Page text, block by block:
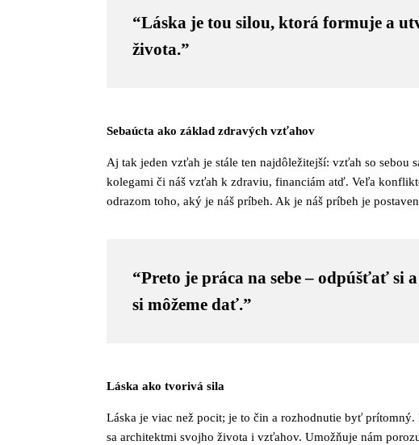
“Láska je tou silou, ktorá formuje a
života.”
Sebaúcta ako základ zdravých vzťahov
Aj tak jeden vzťah je stále ten najdôležitejší: vzťah so sebou
kolegami či náš vzťah k zdraviu, financiám atď. Veľa
odrazom toho, aký je náš príbeh. Ak je náš príbeh je
“Preto je práca na sebe – odpúšťať si
si môžeme dať.”
Láska ako tvorivá sila
Láska je viac než pocit; je to čin a rozhodnutie byť
sa architektmi svojho života i vzťahov. Umožňuje nám